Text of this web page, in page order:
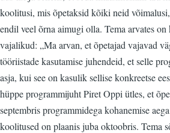
koolitusi, mis õpetaksid kõiki neid
endil veel õrna aimugi olla. Tema arvates
vajalikud: „Ma arvan, et õpetajad vajavad
tööriistade kasutamise juhendeid, et selle
asja, kui see on kasulik sellise konkreetse
hüppe programmijuht Piret Oppi ütles, et
septembris programmidega kohanemise
koolitused on plaanis juba oktoobris. Tema